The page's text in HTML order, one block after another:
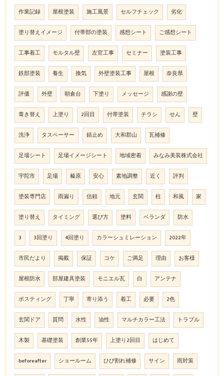
作業記録 屋根塗装 施工風景 セルフチェック 劣化
塗り替えイメージ 付帯部の塗装 感想シート ご感想シート
工事着工 モルタル壁 左官工事 セミナー 塗装工事
鉄部塗装 養生 換気 外壁塗装工事 屋根 奈良県
評価 外壁 朝倉台 下塗り メッセージ 感謝の壁
葺き替え 上塗り 2回目 付帯塗装 チラシ せん 壁
洗浄 タスペーサー 錆止め 大和郡山 瓦補修
足場シート 足場イメージシート 地域密着 みなみ美装株式会社
宇陀市 足場 榛原 安心 素地調整 近く 評判
塗装専門店 雨漏り 信頼 地元 玄関 柱 和風 家
塗り替え タイミング 選び方 塗料 ベランダ 防水
3 3回塗り 4回塗り カラーシュミレーション 2022年
市民だより 掲載 保証 コケ ご満足 理由 お客様
屋根防水 部屋建具塗装 モニエル瓦 白 アンテナ
ポスティング 丁寧 寄り添う 着工 必要 2色
玄関ドア 質問 水性 油性 マルチカラー工法 トラブル
木製 基礎塗装 創業55年 上塗り2回目 はじめて
beforeafter ショールーム ひび割れ補修 サイン 雨対策